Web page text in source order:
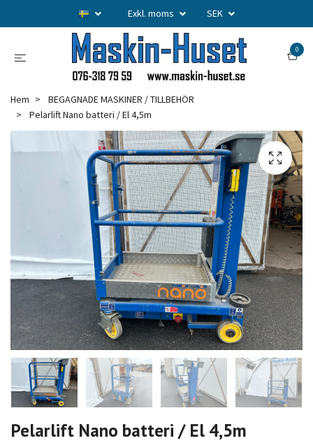
Exkl. moms SEK
0
Hem
BEGAGNADE MASKINER / TILLBEHÖR
Pelarlift Nano batteri / El 4,5m
Pelarlift Nano batteri / El 4,5m